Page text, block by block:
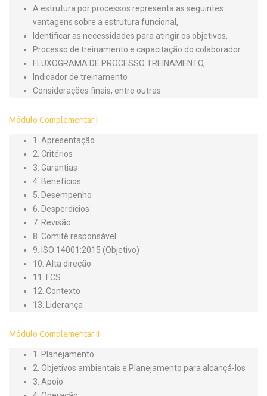
A estrutura por processos representa as seguintes
vantagens sobre a estrutura funcional,
Identificar as necessidades para atingir os objetivos,
Processo de treinamento e capacitação do colaborador
FLUXOGRAMA DE PROCESSO TREINAMENTO,
Indicador de treinamento
Considerações finais, entre outras.
Módulo Complementar I
1. Apresentação
2. Critérios
3. Garantias
4. Benefícios
5. Desempenho
6. Desperdícios
7. Revisão
8. Comitê responsável
9. ISO 14001:2015 (Objetivo)
10. Alta direção
11. FCS
12. Contexto
13. Liderança
Módulo Complementar II
1. Planejamento
2. Objetivos ambientais e Planejamento para alcançá-los
3. Apoio